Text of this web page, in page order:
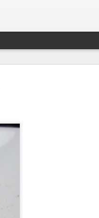
ici depuis plus
partage.. La vie
le quotidien de
qui mettent un
à alimenter
idée de salade
dans la ligne